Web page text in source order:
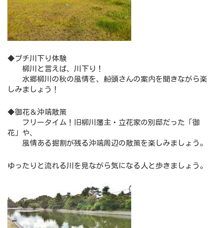
◆プチ川下り体験
柳川と言えば、川下り！
水郷柳川の秋の風情を、船頭さんの案内を聞きながら楽
しみましょう！
◆御花＆沖端散策
フリータイム！旧柳川藩主・立花家の別邸だった「御
花」や、
風情ある掘割が残る沖端周辺の散策を楽しみましょう。
ゆったりと流れる川を見ながら気になる人と歩きましょう。